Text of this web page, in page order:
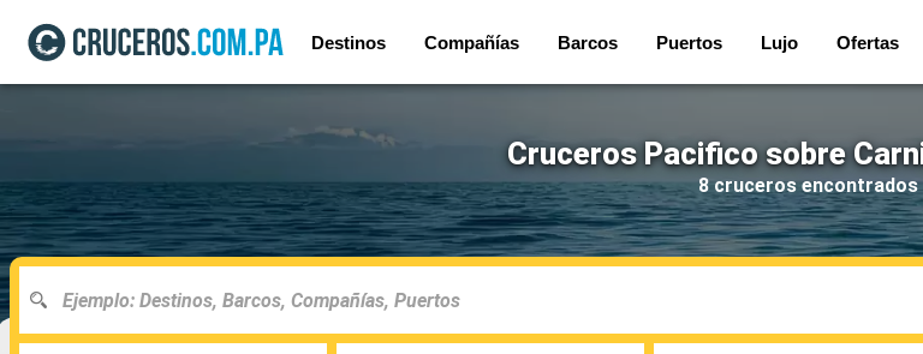
Destinos Compañías Barcos Puertos Lujo Ofertas
Cruceros Pacifico sobre
8 cruceros encontrados